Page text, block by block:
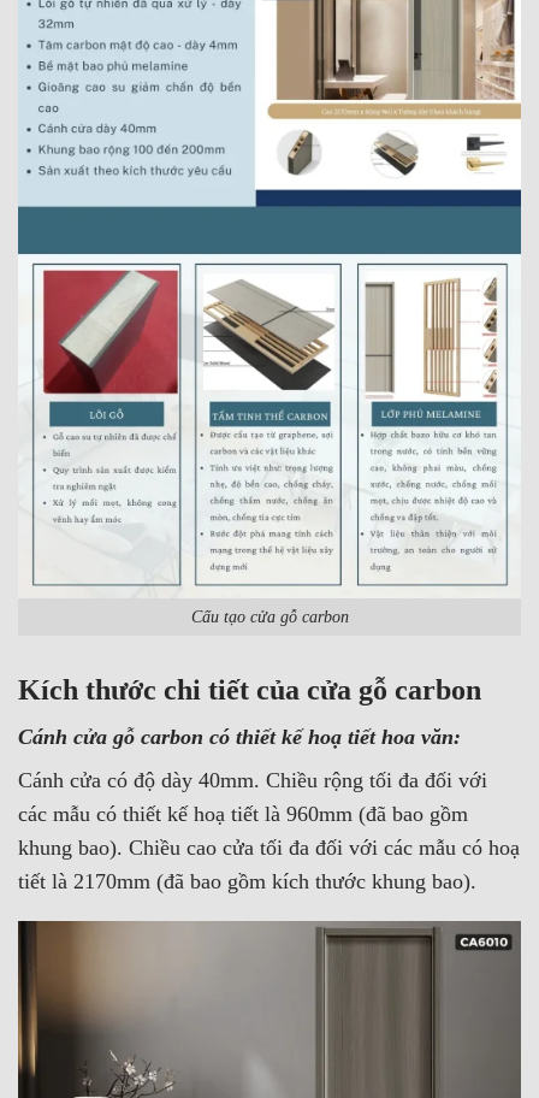
Cấu tạo cửa gỗ carbon
Kích thước chi tiết của cửa gỗ carbon
Cánh cửa gỗ carbon có thiết kế hoạ tiết hoa văn:
Cánh cửa có độ dày 40mm. Chiều rộng tối đa đối với
các mẫu có thiết kế hoạ tiết là 960mm (đã bao gồm
khung bao). Chiều cao cửa tối đa đối với các mẫu có hoạ
tiết là 2170mm (đã bao gồm kích thước khung bao).